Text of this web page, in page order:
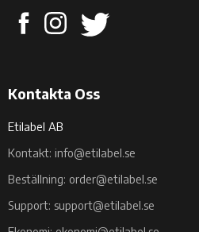
Kontakta Oss
Etilabel AB
Kontakt: info@etilabel.se
Beställning: order@etilabel.se
Support: support@etilabel.se